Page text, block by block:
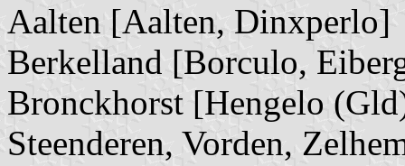
Aalten [Aalten, Dinxperlo]
Berkelland [Borculo,
Bronckhorst [Hengelo
Steenderen, Vorden,